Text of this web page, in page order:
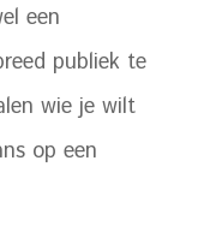
een
publiek te
wie je wilt
op een